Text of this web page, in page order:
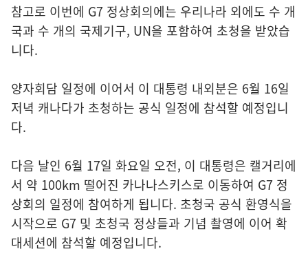
참고로 이번에 G7 정상회의에는 우리나라 외에도 수 개
국과 수 개의 국제기구, UN을 포함하여 초청을 받았습
니다.
양자회담 일정에 이어서 이 대통령 내외분은 6월 16일
저녁 캐나다가 초청하는 공식 일정에 참석할 예정입니
다.
다음 날인 6월 17일 화요일 오전, 이 대통령은 캘거리에
서 약 100km 떨어진 카나나스키스로 이동하여 G7 정
상회의 일정에 참여하게 됩니다. 초청국 공식 환영식을
시작으로 G7 및 초청국 정상들과 기념 촬영에 이어 확
대세션에 참석할 예정입니다.